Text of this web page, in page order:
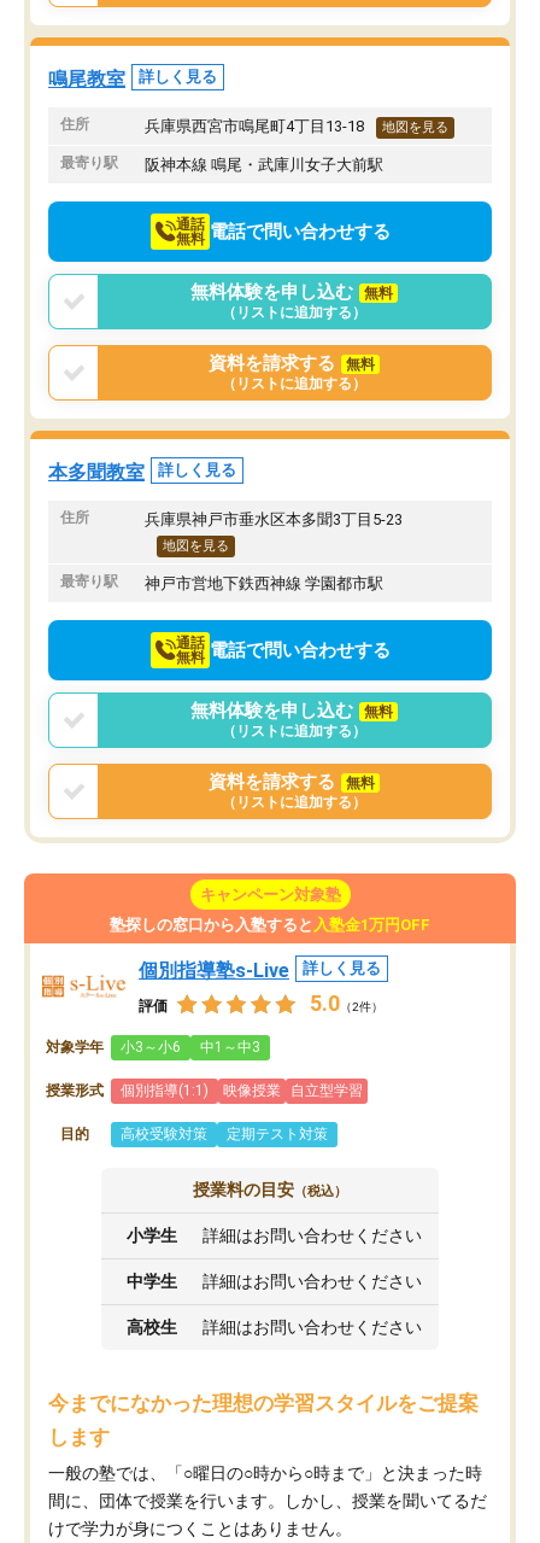
鳴尾教室 詳しく見る
住所 兵庫県西宮市鳴尾町4丁目13-18 地図を見る
最寄り駅 阪神本線 鳴尾・武庫川女子大前駅
通話
無料 電話で問い合わせする
無料体験を申し込む
無料
（リストに追加する）
資料を請求する
無料
（リストに追加する）
本多聞教室 詳しく見る
住所 兵庫県神戸市垂水区本多聞3丁目5-23
地図を見る
最寄り駅 神戸市営地下鉄西神線 学園都市駅
通話
無料 電話で問い合わせする
無料体験を申し込む
無料
（リストに追加する）
資料を請求する
無料
（リストに追加する）
キャンペーン対象塾
塾探しの窓口から入塾すると 入塾金1万円OFF
個別指導塾s-Live 詳しく見る
評価 5.0 （2件）
対象学年 小3～小6 中1～中3
授業形式 個別指導(1:1) 映像授業 自立型学習
目的 高校受験対策 定期テスト対策
授業料の目安 （税込）
小学生 詳細はお問い合わせください
中学生 詳細はお問い合わせください
高校生 詳細はお問い合わせください
今までになかった理想の学習スタイルをご提案
します
一般の塾では、「○曜日の○時から○時まで」と決まった時
間に、団体で授業を行います。しかし、授業を聞いてるだ
けで学力が身につくことはありません。